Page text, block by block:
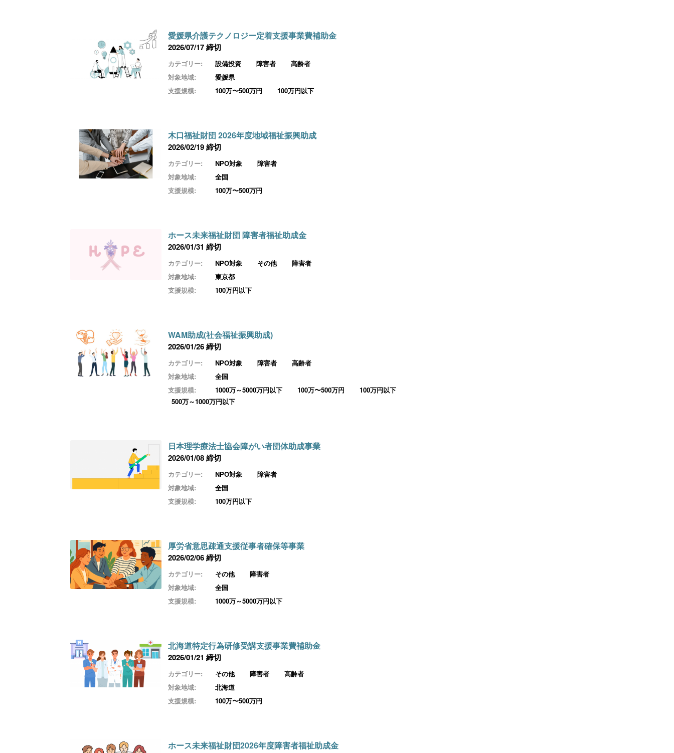
愛媛県介護テクノロジー定着支援事業費補助金
2026/07/17 締切
カテゴリー: 設備投資 障害者
高齢者
対象地域:
愛媛県
支援規模:
100万〜500万円 100万円以下
木口福祉財団 2026年度地域福祉振興助成
2026/02/19 締切
カテゴリー: NPO対象
障害者
対象地域:
全国
支援規模:
100万〜500万円
ホース未来福祉財団 障害者福祉助成金
2026/01/31 締切
カテゴリー: NPO対象 その他
障害者
対象地域:
東京都
支援規模:
100万円以下
WAM助成(社会福祉振興助成)
2026/01/26 締切
カテゴリー: NPO対象 障害者
高齢者
対象地域:
全国
支援規模:
1000万～5000万円以下 100万〜500万円
100万円以下
500万～1000万円以下
日本理学療法士協会障がい者団体助成事業
2026/01/08 締切
カテゴリー: NPO対象
障害者
対象地域:
全国
支援規模:
100万円以下
厚労省意思疎通支援従事者確保等事業
2026/02/06 締切
カテゴリー: その他
障害者
対象地域:
全国
支援規模:
1000万～5000万円以下
北海道特定行為研修受講支援事業費補助金
2026/01/21 締切
カテゴリー: その他 障害者
高齢者
対象地域:
北海道
支援規模:
100万〜500万円
ホース未来福祉財団2026年度障害者福祉助成金